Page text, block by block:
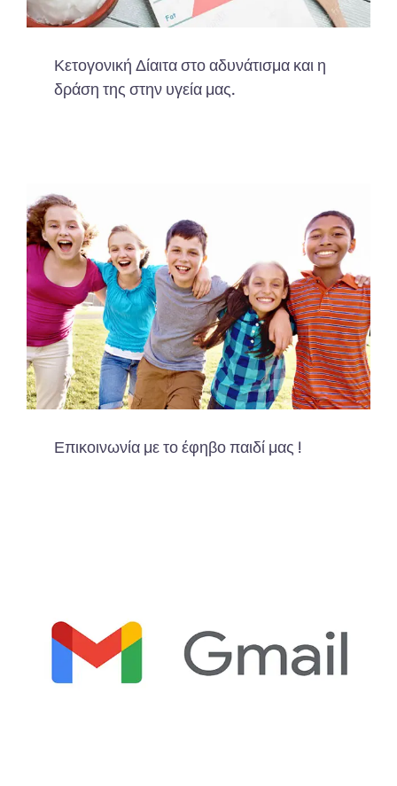
Κετογονική Δίαιτα στο αδυνάτισμα και η
δράση της στην υγεία μας.
Επικοινωνία με το έφηβο παιδί μας !